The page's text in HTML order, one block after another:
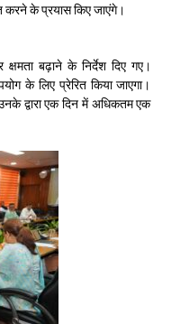
करने के प्रयास किए जाएंगे।
बढ़ाने के निर्देश दिए गए।
के लिए प्रेरित किया जाएगा।
द्वारा एक दिन में अधिकतम एक